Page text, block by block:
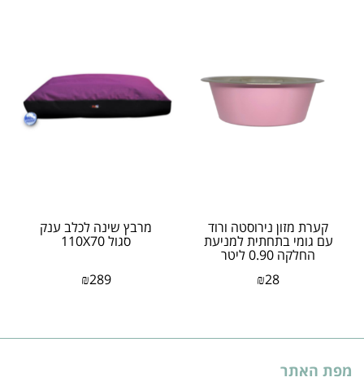
קערת מזון נירוסטה ורוד
עם גומי בתחתית למניעת
החלקה 0.90 ליטר
₪28
מרבץ שינה לכלב ענק
סגול 110X70
₪289
מפת האתר